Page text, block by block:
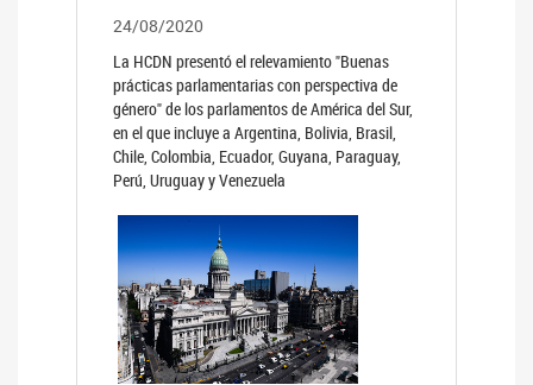
24/08/2020
La HCDN presentó el relevamiento "Buenas
prácticas parlamentarias con perspectiva de
género" de los parlamentos de América del Sur,
en el que incluye a Argentina, Bolivia, Brasil,
Chile, Colombia, Ecuador, Guyana, Paraguay,
Perú, Uruguay y Venezuela